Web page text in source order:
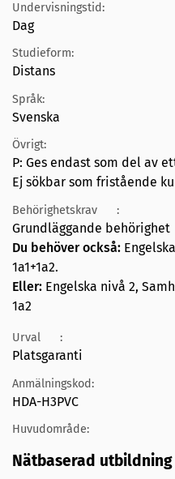
Undervisningstid:
Dag
Studieform:
Distans
Språk:
Svenska
Övrigt:
P: Ges endast som del av
Ej sökbar som fristående
Behörighetskrav :
Grundläggande behörighet
Du behöver också:
1a1+1a2.
Eller: Engelska nivå 2,
1a2
Urval :
Platsgaranti
Anmälningskod:
HDA-H3PVC
Huvudområde:
Nätbaserad utbildning